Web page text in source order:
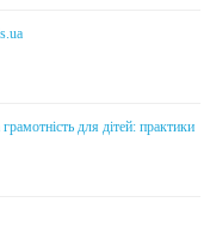
для дітей: практики